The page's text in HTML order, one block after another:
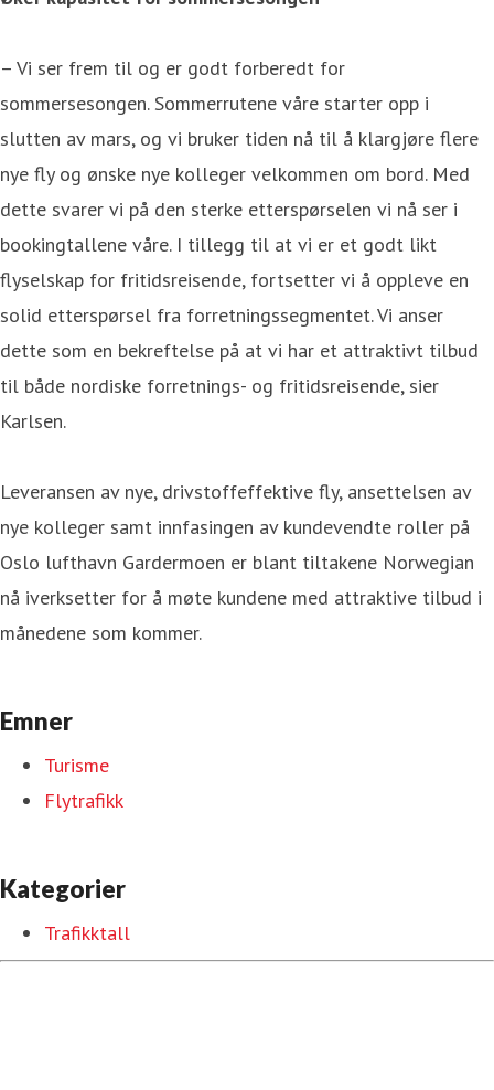
– Vi ser frem til og er godt forberedt for
sommersesongen. Sommerrutene våre starter opp i
slutten av mars, og vi bruker tiden nå til å klargjøre flere
nye fly og ønske nye kolleger velkommen om bord. Med
dette svarer vi på den sterke etterspørselen vi nå ser i
bookingtallene våre. I tillegg til at vi er et godt likt
flyselskap for fritidsreisende, fortsetter vi å oppleve en
solid etterspørsel fra forretningssegmentet. Vi anser
dette som en bekreftelse på at vi har et attraktivt tilbud
til både nordiske forretnings- og fritidsreisende, sier
Karlsen.
Leveransen av nye, drivstoffeffektive fly, ansettelsen av
nye kolleger samt innfasingen av kundevendte roller på
Oslo lufthavn Gardermoen er blant tiltakene Norwegian
nå iverksetter for å møte kundene med attraktive tilbud i
månedene som kommer.
Emner
Turisme
Flytrafikk
Kategorier
Trafikktall